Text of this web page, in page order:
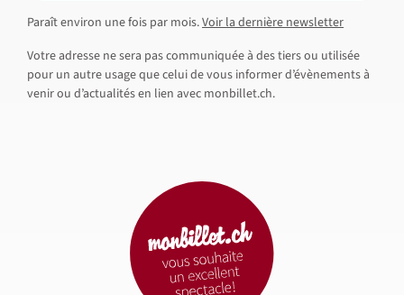
Paraît environ une fois par mois.Voir la dernière newsletter
Votre adresse ne sera pas communiquée à des tiers ou utilisée
pour un autre usage que celui de vous informer d’évènements à
venir ou d’actualités en lien avec monbillet.ch.